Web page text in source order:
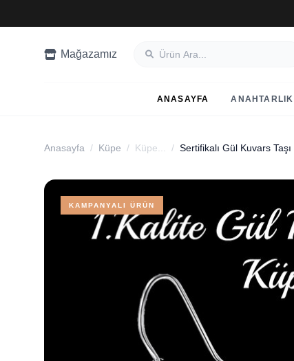
Mağazamız
ANASAYFA ANAHTARLIK
Anasayfa / Küpe / Küpe... /
KAMPANYALI ÜRÜN